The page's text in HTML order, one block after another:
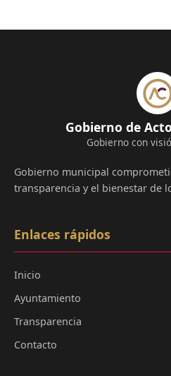
Gobierno de
Gobierno con
Gobierno municipal
transparencia y el bienestar de
Enlaces rápidos
Inicio
Ayuntamiento
Transparencia
Contacto